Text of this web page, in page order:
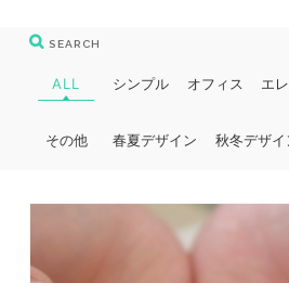
SEARCH
ALL シンプル オフィス エ
その他 春夏デザイン 秋冬デザイ